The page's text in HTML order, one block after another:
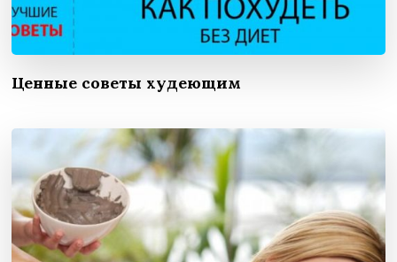
Ценные советы худеющим